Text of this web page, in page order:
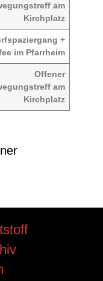
am
Kirchplatz
+
im Pfarrheim
Offener
am
Kirchplatz